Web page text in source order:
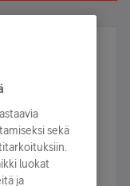
sekä
luokat
ja